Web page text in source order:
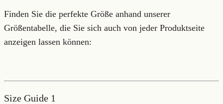
Finden Sie die perfekte Größe anhand unserer
Größentabelle, die Sie sich auch von jeder Produktseite
anzeigen lassen können:
Size Guide 1